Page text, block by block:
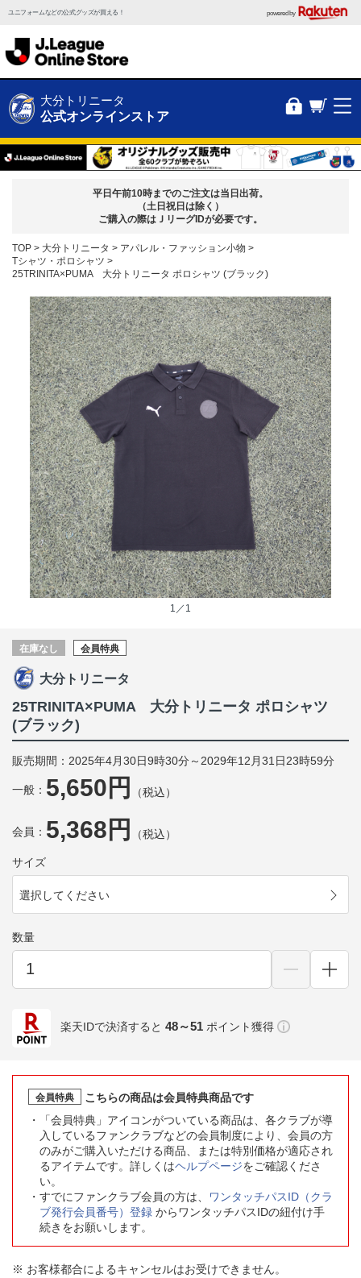
ユニフォームなどの公式グッズが買える！ powered by
大分トリニータ
公式オンラインストア
平日午前10時までのご注文は当日出荷。
（土日祝日は除く）
ご購入の際はＪリーグIDが必要です。
TOP 大分トリニータ
アパレル・ファッション小物
Tシャツ・ポロシャツ
25TRINITA×PUMA 大分トリニータ ポロシャツ (ブラック)
1／1
在庫なし 会員特典
大分トリニータ
25TRINITA×PUMA 大分トリニータ ポロシャツ
(ブラック)
販売期間：2025年4月30日9時30分～2029年12月31日23時59分
一般： 5,650円 （税込）
会員： 5,368円 （税込）
サイズ
選択してください
数量
楽天IDで決済すると 48～51 ポイント獲得
会員特典
こちらの商品は会員特典商品です
「会員特典」アイコンがついている商品は、各クラブが導
入しているファンクラブなどの会員制度により、会員の方
のみがご購入いただける商品、または特別価格が適応され
るアイテムです。詳しくはヘルプページをご確認くださ
い。
すでにファンクラブ会員の方は、
ワンタッチパスID（クラ
ブ発行会員番号）登録 からワンタッチパスIDの紐付け手
続きをお願いします。
※ お客様都合によるキャンセルはお受けできません。